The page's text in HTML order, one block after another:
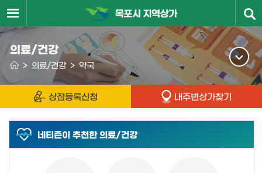
의료/건강
> 의료/건강 > 약국
상점등록신청 내주변상가찾기
네티즌이 추천한 의료/건강